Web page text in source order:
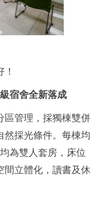
宿舍全新落成
區管理，採獨棟雙併
然採光條件。每棟均
為雙人套房，床位
間立體化，讀書及休